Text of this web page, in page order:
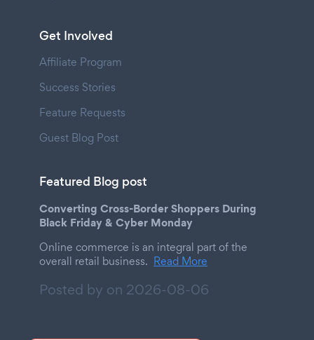
Get Involved
Affiliate Program
Success Stories
Feature Requests
Guest Blog Post
Featured Blog post
Converting Cross-Border Shoppers During
Black Friday & Cyber Monday
Online commerce is an integral part of the
overall retail business. Read More
Posted by on 2026-08-06